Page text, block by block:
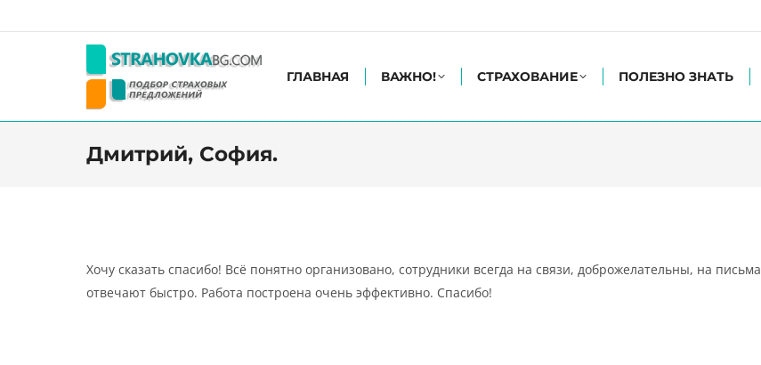
ГЛАВНАЯ ВАЖНО! СТРАХОВАНИЕ ПОЛЕЗНО ЗНАТЬ
Дмитрий, София.
Хочу сказать спасибо! Всё понятно организовано, сотрудники всегда на связи, доброжелательны, на письма
отвечают быстро. Работа построена очень эффективно. Спасибо!